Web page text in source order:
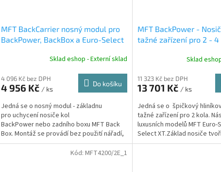
MFT BackCarrier nosný modul pro
BackPower, BackBox a Euro-Select
Sklad eshop - Externí sklad
4 096 Kč bez DPH
4 956 Kč / ks
Do košíku
Jedná se o nosný modul - základnu
pro uchycení nosiče kol
BackPower nebo zadního boxu MFT Back
Box. Montáž se provádí bez použití nářadí,
pouze...
MFT BackPower -
tažné zařízení pro 2 - 4
Sklad
11 323 Kč bez DPH
13 701 Kč / ks
Jedná se o špičkový
tažné zařízení pro 2 kola.
luxusních modelů MFT Euro-
Select XT.Základ nosiče
Kód: MFT4200/2E_1